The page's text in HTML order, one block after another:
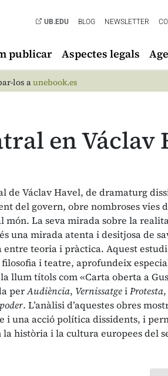
UB.EDU BLOG NEWSLETTER
publicar Aspectes legals
los aunebook.es
en Václav
de Václav Havel, de dramaturg
del govern, obre nombroses vies
món. La seva mirada sobre la
una mirada atenta i desitjosa de
teoria i pràctica. Aquest
i teatre, aprofundeix
llum títols com «Carta oberta a
perAudiència, VernissatgeiProtesta
. L’anàlisi d’aquestes obres
i una acció política dissidents, i
la història i la cultura europees del